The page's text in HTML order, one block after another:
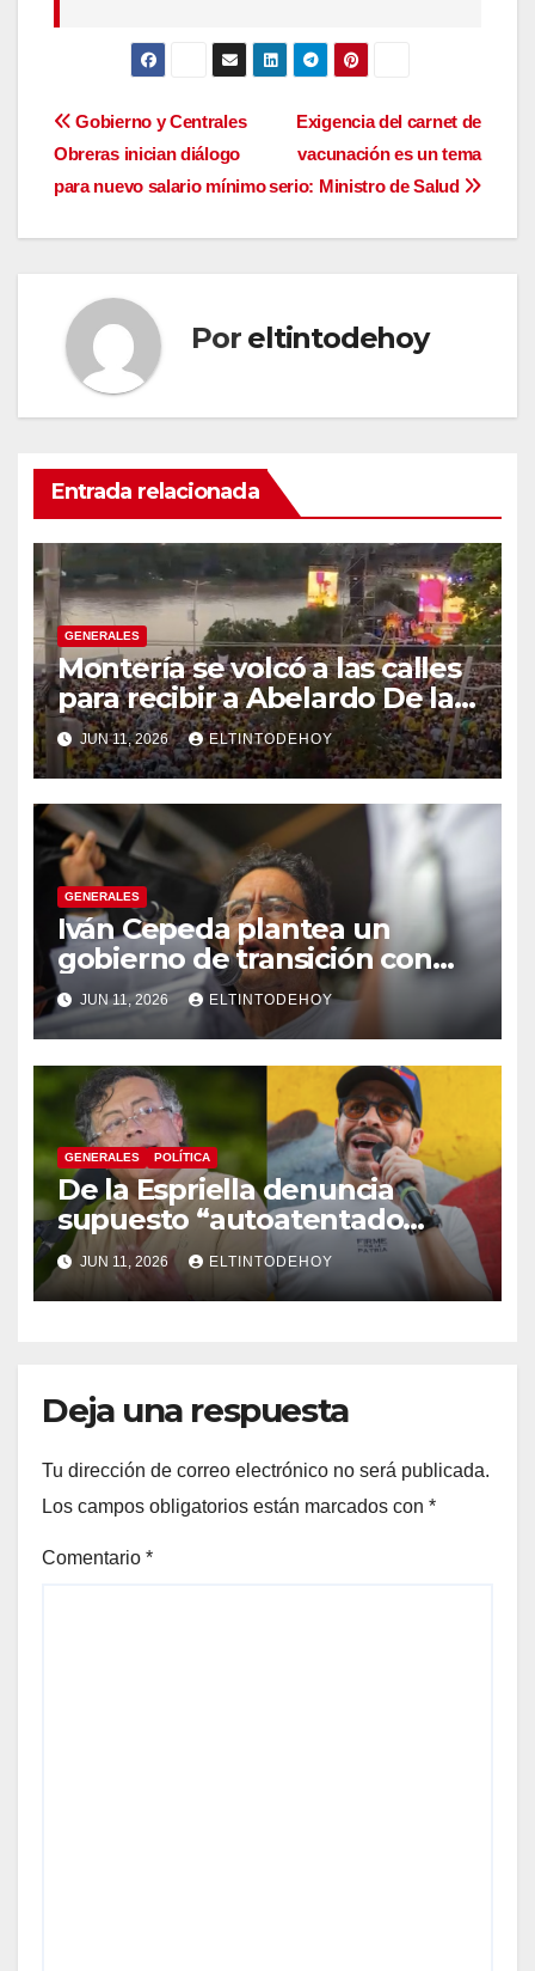
Navegación
de
entradas
Exigencia del carnet de
vacunación es un tema
serio: Ministro de Salud
Gobierno y Centrales
Obreras inician diálogo
para nuevo salario mínimo
Por eltintodehoy
Entrada relacionada
GENERALES
Montería se volcó a las calles
para recibir a Abelardo De la
Espriella
JUN 11, 2026 ELTINTODEHOY
GENERALES
Iván Cepeda plantea un
gobierno de transición con
énfasis en el empalme
institucional y una eventual
constituyente
JUN 11, 2026 ELTINTODEHOY
GENERALES POLÍTICA
De la Espriella denuncia
supuesto “autoatentado
legislativo” tras decisión de
suspender provisionalmente
a Petro
JUN 11, 2026 ELTINTODEHOY
Deja una respuesta
Tu dirección de correo electrónico no será publicada.
Los campos obligatorios están marcados con *
Comentario *